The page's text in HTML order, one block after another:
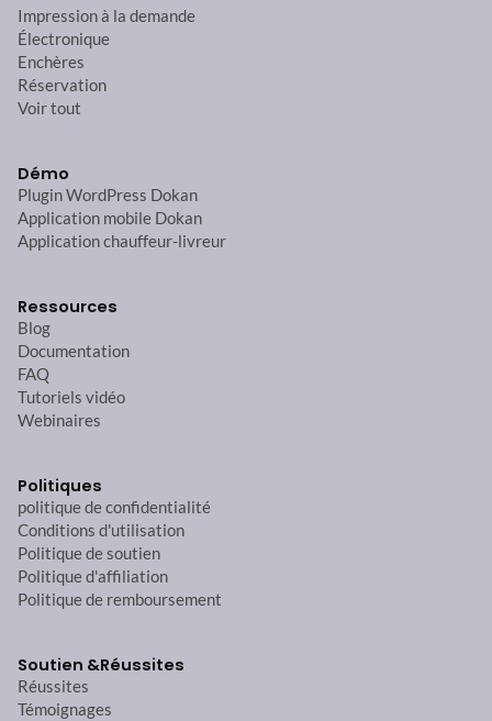
Impression à la demande
Électronique
Enchères
Réservation
Voir tout
Démo
Plugin WordPress Dokan
Application mobile Dokan
Application chauffeur-livreur
Ressources
Blog
Documentation
FAQ
Tutoriels vidéo
Webinaires
Politiques
politique de confidentialité
Conditions d'utilisation
Politique de soutien
Politique d'affiliation
Politique de remboursement
Soutien &Réussites
Réussites
Témoignages